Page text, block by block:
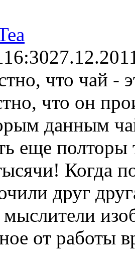
16:30
что чай -
что он
данным
еще полторы
Когда
друг
мыслители
от работы